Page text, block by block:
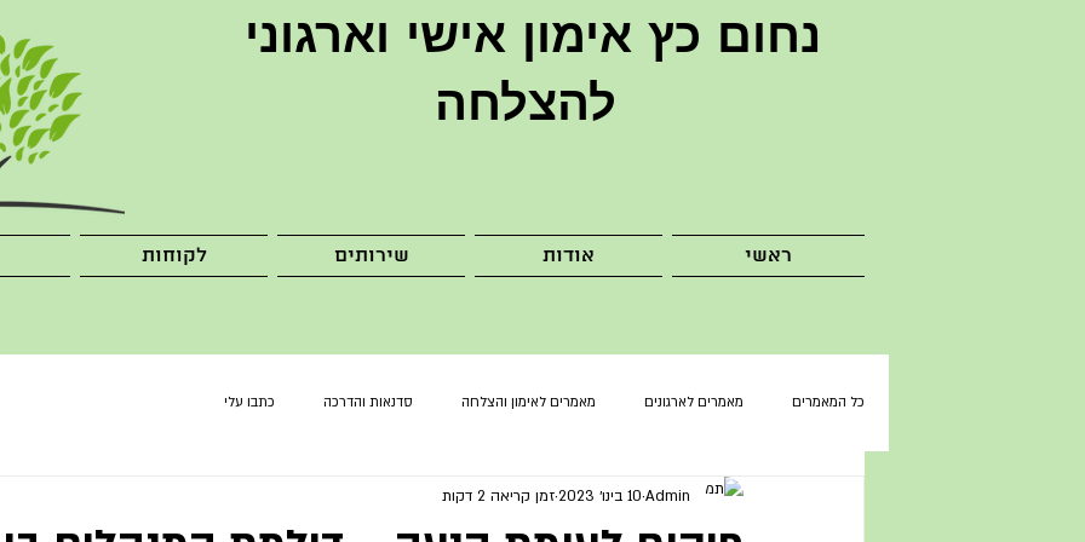
נחום כץ אימון אישי וארגוני
להצלחה
לקוחות שירותים אודות ראשי
כל המאמרים מאמרים לארגונים מאמרים לאימון והצלחה סדנאות והדרכה כתבו עלי
Admin 10 בינו׳ 2023 זמן קריאה 2 דקות